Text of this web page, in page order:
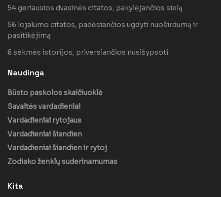
54 geriausios dvasinės citatos, pakylėjančios sielą
56 lojalumo citatos, padėsiančios ugdyti nuoširdumą ir
pasitikėjimą
6 sėkmės istorijos, priversiančios nusišypsoti
Naudinga
Būsto paskolos skaičiuoklė
Savaitės vardadieniai
Vardadieniai rytojaus
Vardadieniai šiandien
Vardadieniai šiandien ir rytoj
Zodiako ženklų suderinamumas
Kita